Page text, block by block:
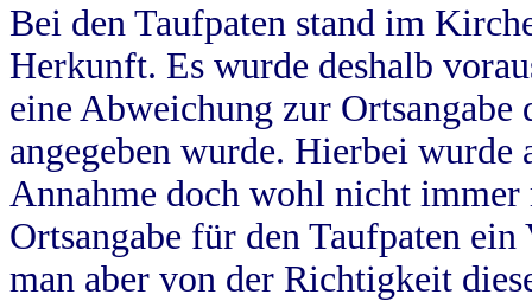
Bei den Taufpaten stand im
Herkunft. Es wurde deshalb
eine Abweichung zur
angegeben wurde. Hierbei wurde
Annahme doch wohl nicht
Ortsangabe für den Taufpaten
man aber von der Richtigkeit